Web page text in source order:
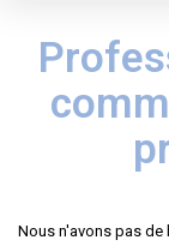
Sélectionnez...
Type de bien
Nous n'avons pas